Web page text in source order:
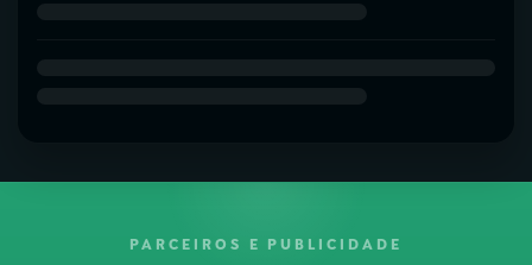
PARCEIROS E PUBLICIDADE